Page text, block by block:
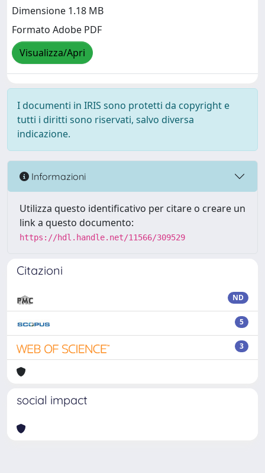
Dimensione 1.18 MB
Formato Adobe PDF
Visualizza/Apri
I documenti in IRIS sono protetti da copyright e
tutti i diritti sono riservati, salvo diversa
indicazione.
Informazioni
Utilizza questo identificativo per citare o creare un
link a questo documento:
https://hdl.handle.net/11566/309529
Citazioni
ND
5
3
social impact